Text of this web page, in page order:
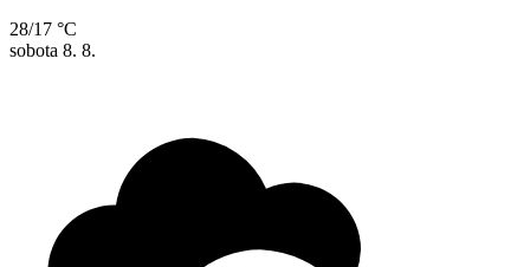
28/17 °C
sobota 8. 8.